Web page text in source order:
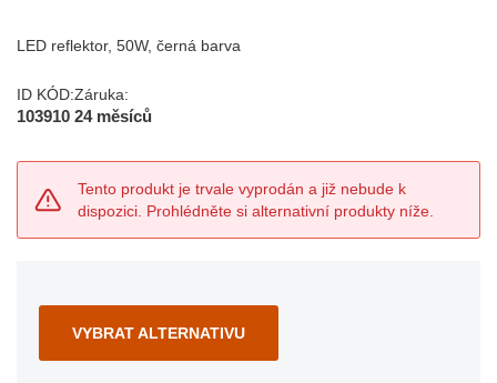
LED reflektor, 50W, černá barva
ID KÓD:
103910
Záruka:
24 měsíců
Tento produkt je trvale vyprodán a již nebude k
dispozici. Prohlédněte si alternativní produkty níže.
VYBRAT ALTERNATIVU